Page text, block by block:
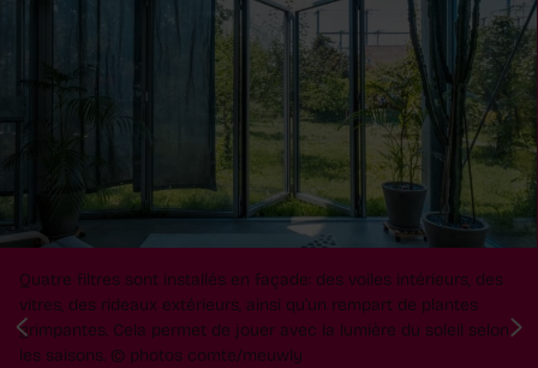
Quatre filtres sont installés en façade: des voiles intérieurs, des
vitres, des rideaux extérieurs, ainsi qu’un rempart de plantes
grimpantes. Cela permet de jouer avec la lumière du soleil selon
les saisons. © photos comte/meuwly